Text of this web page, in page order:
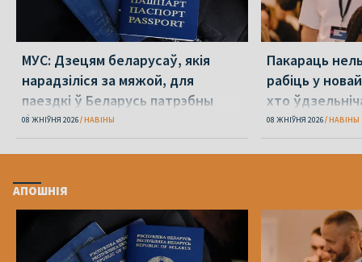
МУС: Дзецям беларусаў, якія
нарадзіліся за мяжой, для
паездкі ў Беларусь патрэбны
беларускі пашпарт
08 ЖНІЎНЯ 2026 НАВІНЫ
Пакараць
рабіць у
хто
08 ЖНІЎНЯ 2026 НАВІНЫ
АПОШНІЯ